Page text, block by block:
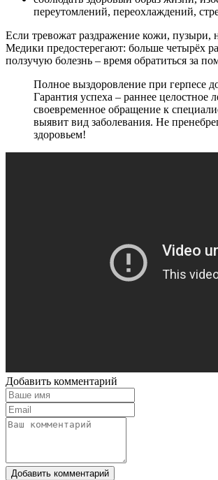
переутомлений, переохлаждений,
Если тревожат раздражение кожи, пузыри,
Медики предостерегают: больше четырёх
ползучую болезнь – время обратиться за
Полное выздоровление при герпесе
Гарантия успеха – раннее целостное
своевременное обращение к
выявит вид заболевания. Не
здоровьем!
Добавить комментарий
Добавить комментарий